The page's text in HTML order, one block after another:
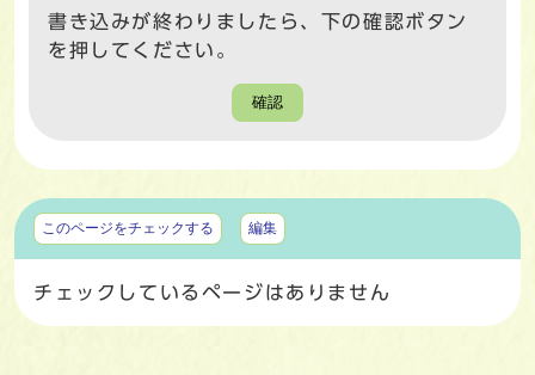
書き込みが終わりましたら、下の確認ボタン
を押してください。
確認
マイページ
このページをチェックする 編集
チェックしているページはありません